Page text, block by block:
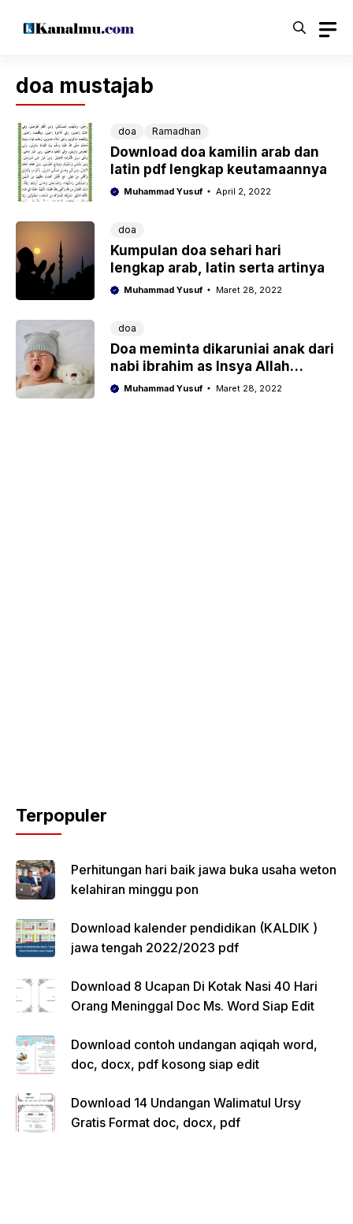
doa mustajab
doa Ramadhan
Download doa kamilin arab dan
latin pdf lengkap keutamaannya
Muhammad Yusuf April 2, 2022
doa
Kumpulan doa sehari hari
lengkap arab, latin serta artinya
Muhammad Yusuf Maret 28, 2022
doa
Doa meminta dikaruniai anak dari
nabi ibrahim as Insya Allah
mustajab
Muhammad Yusuf Maret 28, 2022
Terpopuler
Perhitungan hari baik jawa buka usaha weton
kelahiran minggu pon
Download kalender pendidikan (KALDIK )
jawa tengah 2022/2023 pdf
Download 8 Ucapan Di Kotak Nasi 40 Hari
Orang Meninggal Doc Ms. Word Siap Edit
Download contoh undangan aqiqah word,
doc, docx, pdf kosong siap edit
Download 14 Undangan Walimatul Ursy
Gratis Format doc, docx, pdf